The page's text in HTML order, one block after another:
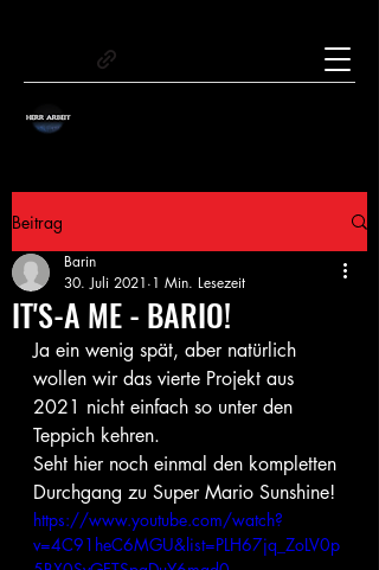
Beitrag
IT'S-A ME - BARIO!
Barin
30. Juli 2021 1 Min. Lesezeit
Ja ein wenig spät, aber natürlich
wollen wir das vierte Projekt aus
2021 nicht einfach so unter den
Teppich kehren.
Seht hier noch einmal den kompletten
Durchgang zu Super Mario Sunshine!
https://www.youtube.com/watch?
v=4C91heC6MGU&list=PLH67jq_ZoLV0p